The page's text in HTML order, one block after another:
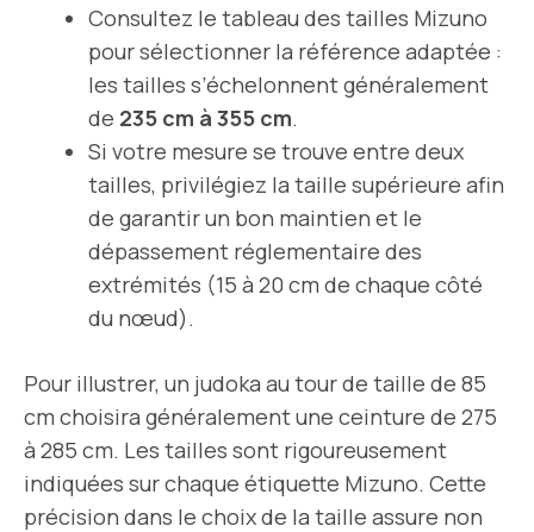
Consultez le tableau des tailles Mizuno
pour sélectionner la référence adaptée :
les tailles s’échelonnent généralement
de 235 cm à 355 cm.
Si votre mesure se trouve entre deux
tailles, privilégiez la taille supérieure afin
de garantir un bon maintien et le
dépassement réglementaire des
extrémités (15 à 20 cm de chaque côté
du nœud).
Pour illustrer, un judoka au tour de taille de 85
cm choisira généralement une ceinture de 275
à 285 cm. Les tailles sont rigoureusement
indiquées sur chaque étiquette Mizuno. Cette
précision dans le choix de la taille assure non